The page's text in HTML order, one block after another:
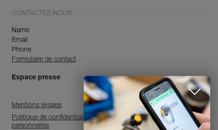
CONTACTEZ-NOUS
Name
Email
Phone
Formulaire de contact
Espace presse
Mentions légales
Politique de confidentialité et de traitement des données
personnelles